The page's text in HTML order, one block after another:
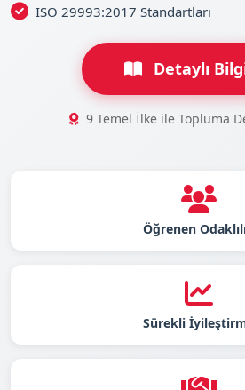
ISO 29993:2017 Standartları
Detaylı
9 Temel İlke ile Topluma
Öğrenen
Sürekli